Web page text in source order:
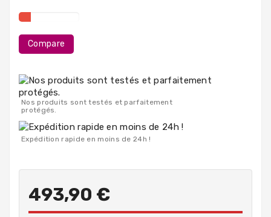
Destockage
Compare
Nos produits sont testés et parfaitement
protégés.
Expédition rapide en moins de 24h !
493,90 €